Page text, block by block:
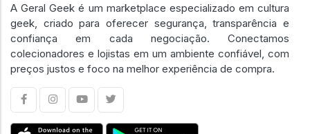
A Geral Geek é um marketplace especializado em cultura
geek, criado para oferecer segurança, transparência e
confiança em cada negociação. Conectamos
colecionadores e lojistas em um ambiente confiável, com
preços justos e foco na melhor experiência de compra.